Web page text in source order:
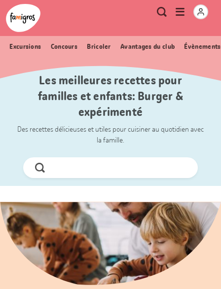
Signets
de
navigation
Header
Logo Métanavigation
RechercheOuvrir
Excursions Concours Bricoler Avantages du club
Les meilleures recettes pour
familles et enfants: Burger &
expérimenté
Des recettes délicieuses et utiles pour cuisiner au quotidien avec
la famille.
Chercher